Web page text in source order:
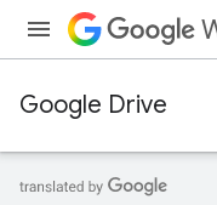
Google Drive